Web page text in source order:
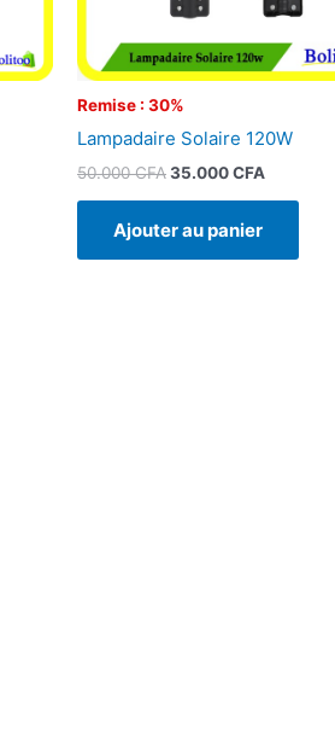
Remise : 30%
Lampadaire Solaire 120W
50.000CFA35.000CFA
Ajouter au panier